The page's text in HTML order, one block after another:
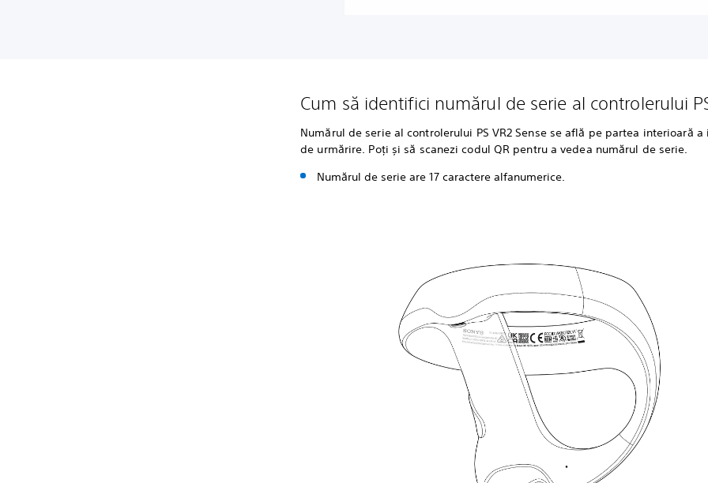
Cum să identifici numărul de serie al controlerului
Numărul de serie al controlerului PS VR2 Sense se află pe partea interioară
de urmărire. Poți și să scanezi codul QR pentru a vedea numărul de serie.
Numărul de serie are 17 caractere alfanumerice.